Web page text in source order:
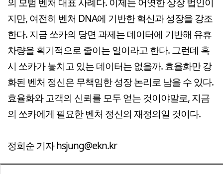
지만, 여전히 벤처 DNA에 기반한 혁신과 성장을 강조
한다. 지금 쏘카의 당면 과제는 데이터에 기반해 유휴
차량을 획기적으로 줄이는 일이라고 한다. 그런데 혹
시 쏘카가 놓치고 있는 데이터는 없을까. 효율화만 강
화된 벤처 정신은 무책임한 성장 논리로 남을 수 있다.
효율화와 고객의 신뢰를 모두 얻는 것이야말로, 지금
의 쏘카에게 필요한 벤처 정신의 재정의일 것이다.
정희순 기자 hsjung@ekn.kr